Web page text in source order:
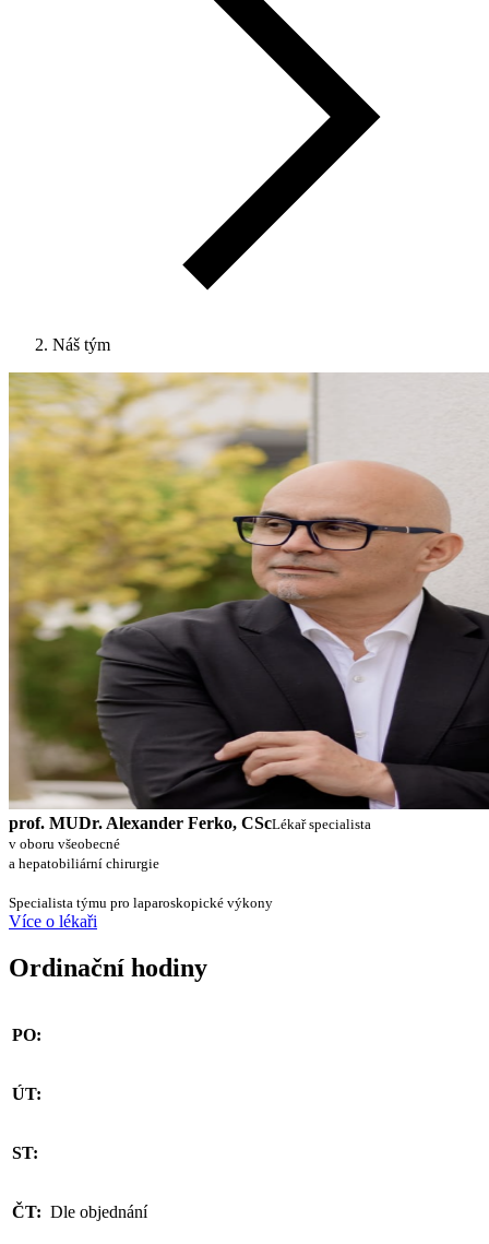
Náš tým
prof. MUDr. Alexander Ferko, CScLékař specialista
v oboru všeobecné
a hepatobiliární chirurgie
Specialista týmu pro laparoskopické výkony
Více o lékaři
Ordinační hodiny
PO:
ÚT:
ST:
ČT: Dle objednání